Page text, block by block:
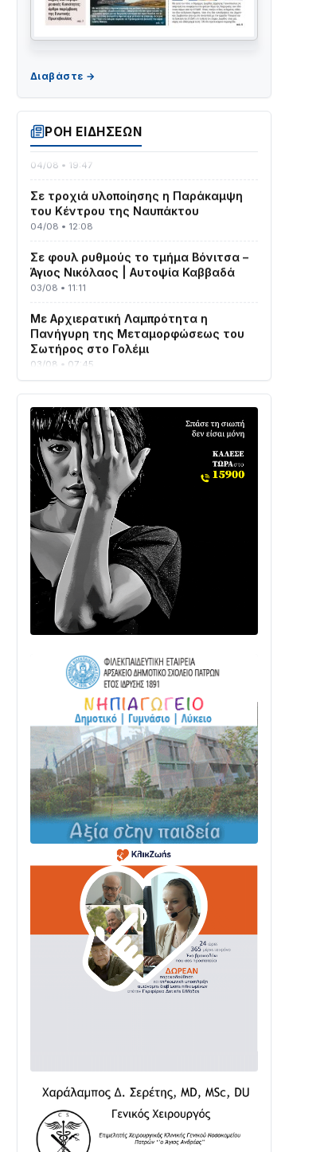
ΡΟΗ ΕΙΔΗΣΕΩΝ
ΤΟ ΠΑΡΤΥ ΣΥΝΕΧΙΖΕΤΑΙ…
Ναυπάκτου
04/08 • 19:47
του Κέντρου της Ναυπάκτου
04/08 • 12:08
Άγιος Νικόλαος | Αυτοψία Καββαδά
03/08 • 11:11
Πανήγυρη της Μεταμορφώσεως του
Σωτήρος στο Γολέμι
03/08 • 07:45
Ενισχύεται η Πολιτική Προστασία στο
Δήμο Αγρινίου με δύο νέα υδροφόρα
οχήματα
02/08 • 18:26
Διαβάστε την «Ναυπακτία» που
κυκλοφορεί
31/07 • 08:16
Δωρίδα για Όλους: «Καμία εκχώρηση
των νερών στην ΕΥΔΑΠ»
28/07 • 21:46
Διαβάστε την «Ναυπακτία» που
κυκλοφορεί
24/07 • 11:31
ΕΚΤΑΚΤΟ – ΝΑΥΠΑΚΤΙΑ: ΣΥΝΑΓΕΡΜΟΣ
ΣΤΗΝ ΠΥΡΟΣΒΕΣΤΙΚΗ ΓΙΑ ΦΩΤΙΑ ΣΤΟΝ
ΑΓΙΟ ΗΛΙΑ ΠΡΙΝ ΤΗ ΓΡΑΝΙΤΣΑ
24/07 • 11:03
ΤΟ ΠΑΡΤΥ ΣΥΝΕΧΙΖΕΤΑΙ…
05/08 • 08:41
Στο σκοτάδι μεγάλο μέρος στο Λυγιά
Ναυπάκτου
04/08 • 19:47
Σε τροχιά υλοποίησης η Παράκαμψη
του Κέντρου της Ναυπάκτου
Σε φουλ ρυθμούς το τμήμα Βόνιτσα –
Άγιος Νικόλαος | Αυτοψία Καββαδά
03/08 • 11:11
Με Αρχιερατική Λαμπρότητα η
Πανήγυρη της Μεταμορφώσεως του
Σωτήρος στο Γολέμι
02/08 • 18:26
Διαβάστε την «Ναυπακτία» που
κυκλοφορεί
31/07 • 08:16